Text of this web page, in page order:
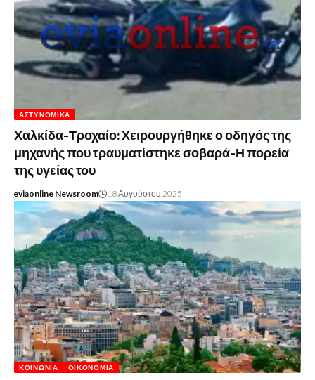
ΑΣΤΥΝΟΜΙΚΆ
Χαλκίδα-Τροχαίο: Χειρουργήθηκε ο οδηγός της
μηχανής που τραυματίστηκε σοβαρά-Η πορεία
της υγείας του
eviaonline Newsroom 18 Αυγούστου 2025
ΚΟΙΝΩΝΊΑ ΟΙΚΟΝΟΜΊΑ